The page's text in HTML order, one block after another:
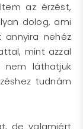
az érzést,
dolog, ami
nehéz
mint azzal
nem láthatjuk
tudnám
de valamiért